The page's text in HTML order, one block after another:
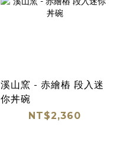
溪山窯 - 赤繪樁 段入迷
你丼碗
NT$2,360